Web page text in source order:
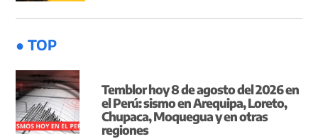
● TOP
Temblor hoy 8 de agosto del 2026 en
el Perú: sismo en Arequipa, Loreto,
Chupaca, Moquegua y en otras
regiones